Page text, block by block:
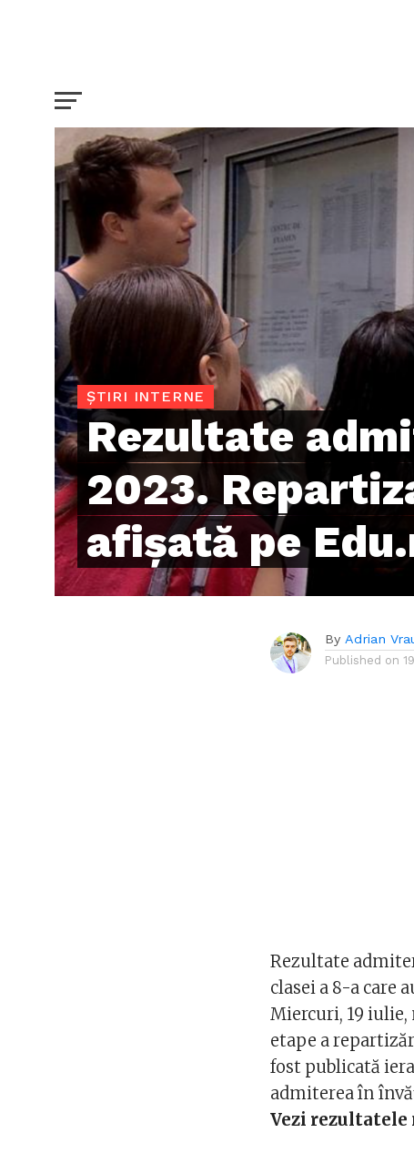
ȘTIRI INTERNE
Rezultate
2023.
afișată pe
By Adrian
Published on
Rezultate
clasei a 8-a care
Miercuri, 19
etape a
fost publicată
admiterea în
Vezi rezultatele